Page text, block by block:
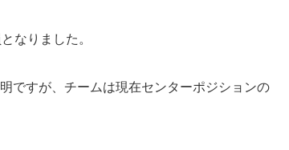
なりました。
ですが、チームは現在センターポジションの